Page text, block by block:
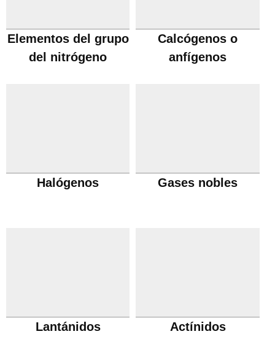
Elementos del grupo
del nitrógeno
Calcógenos o
anfígenos
Halógenos Gases nobles
Lantánidos Actínidos